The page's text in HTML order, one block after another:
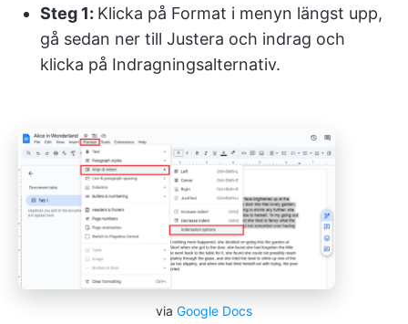
Steg 1: Klicka på Format i menyn längst upp,
gå sedan ner till Justera och indrag och
klicka på Indragningsalternativ.
via Google Docs